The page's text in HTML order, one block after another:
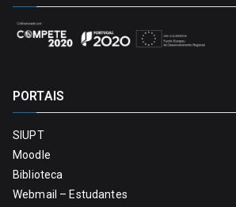
PORTAIS
SIUPT
Moodle
Biblioteca
Webmail – Estudantes